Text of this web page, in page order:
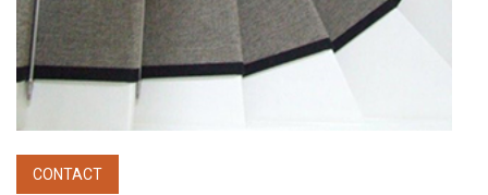
CONTACT